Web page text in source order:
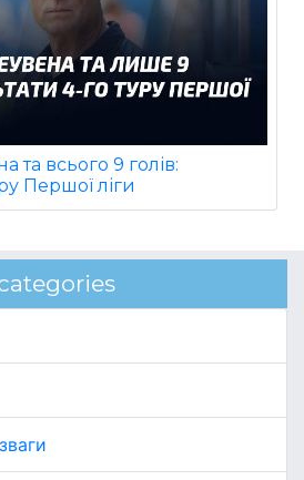
та всього 9 голів:
Першої ліги